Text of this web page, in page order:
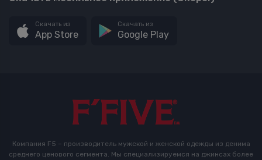
Скачать из
App Store
Скачать из
Google Play
Компания F5 – производитель мужской и женской одежды из денима
среднего ценового сегмента. Мы специализируемся на джинсах более